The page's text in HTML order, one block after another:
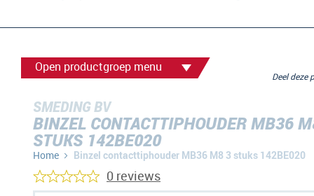
Open productgroep menu
SMEDING BV
BINZEL CONTACTTIPHOUDER MB36
STUKS 142BE020
Home Binzel contacttiphouder MB36 M8 3 stuks 142BE020
Deel
0 reviews